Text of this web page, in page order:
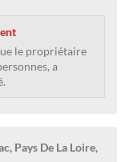
le propriétaire
a
Pays De La Loire,